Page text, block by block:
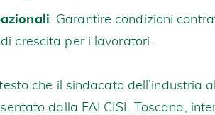
: Garantire condizioni
crescita per i lavoratori.
che il sindacato dell’industria
dalla FAI CISL Toscana,